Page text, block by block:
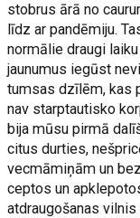
stobrus ārā no
līdz ar pandēmiju.
normālie draugi
jaunumus iegūst
tumsas dzīlēm, kas
nav starptautisko
bija mūsu pirmā
citus durties,
vecmāmiņām un
ceptos un
atdraugošanas